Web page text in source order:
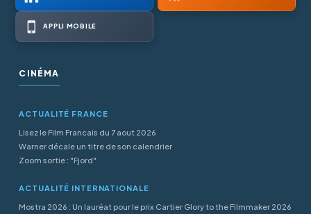
APPLI MOBILE
CINÉMA
ACTUALITÉ FRANCE
Lisez le Film Francais du 7 aout 2026
Warner décale un titre de son calendrier
Zoom sortie : "Fjord"
ACTUALITÉ INTERNATIONALE
Mostra 2026 : Un lauréat pour le prix Cartier Glory to the Filmmaker 2026